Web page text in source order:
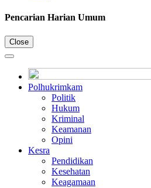
Pencarian Harian Umum
Close
Polhukrimkam
Politik
Hukum
Kriminal
Keamanan
Opini
Kesra
Pendidikan
Kesehatan
Keagamaan